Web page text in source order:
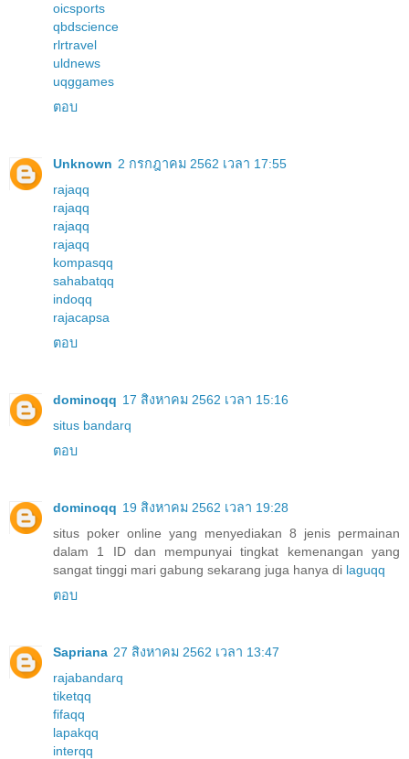
oicsports
qbdscience
rlrtravel
uldnews
uqggames
ตอบ
Unknown 2 กรกฎาคม 2562 เวลา 17:55
rajaqq
rajaqq
rajaqq
rajaqq
kompasqq
sahabatqq
indoqq
rajacapsa
ตอบ
dominoqq 17 สิงหาคม 2562 เวลา 15:16
situs bandarq
ตอบ
dominoqq 19 สิงหาคม 2562 เวลา 19:28
situs poker online yang menyediakan 8 jenis permainan
dalam 1 ID dan mempunyai tingkat kemenangan yang
sangat tinggi mari gabung sekarang juga hanya di laguqq
ตอบ
Sapriana 27 สิงหาคม 2562 เวลา 13:47
rajabandarq
tiketqq
fifaqq
lapakqq
interqq